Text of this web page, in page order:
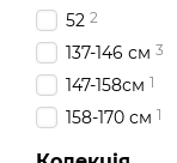
52 2
137-146 см 3
147-158см 1
158-170 см 1